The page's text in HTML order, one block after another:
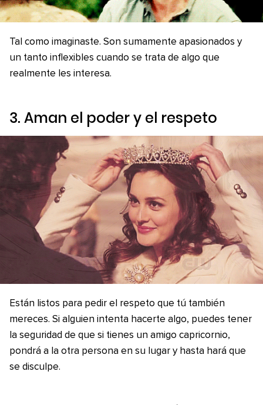
Tal como imaginaste. Son sumamente apasionados y
un tanto inflexibles cuando se trata de algo que
realmente les interesa.
3. Aman el poder y el respeto
Están listos para pedir el respeto que tú también
mereces. Si alguien intenta hacerte algo, puedes tener
la seguridad de que si tienes un amigo capricornio,
pondrá a la otra persona en su lugar y hasta hará que
se disculpe.